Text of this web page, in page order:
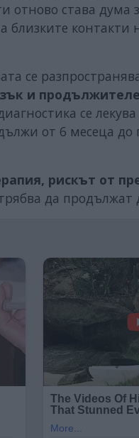
отново става дума
контакти
се
и
се лекува
от 6 месеца до
рискът от
да продължат